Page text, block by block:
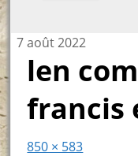
7 août 2022
len
francis
850 × 583